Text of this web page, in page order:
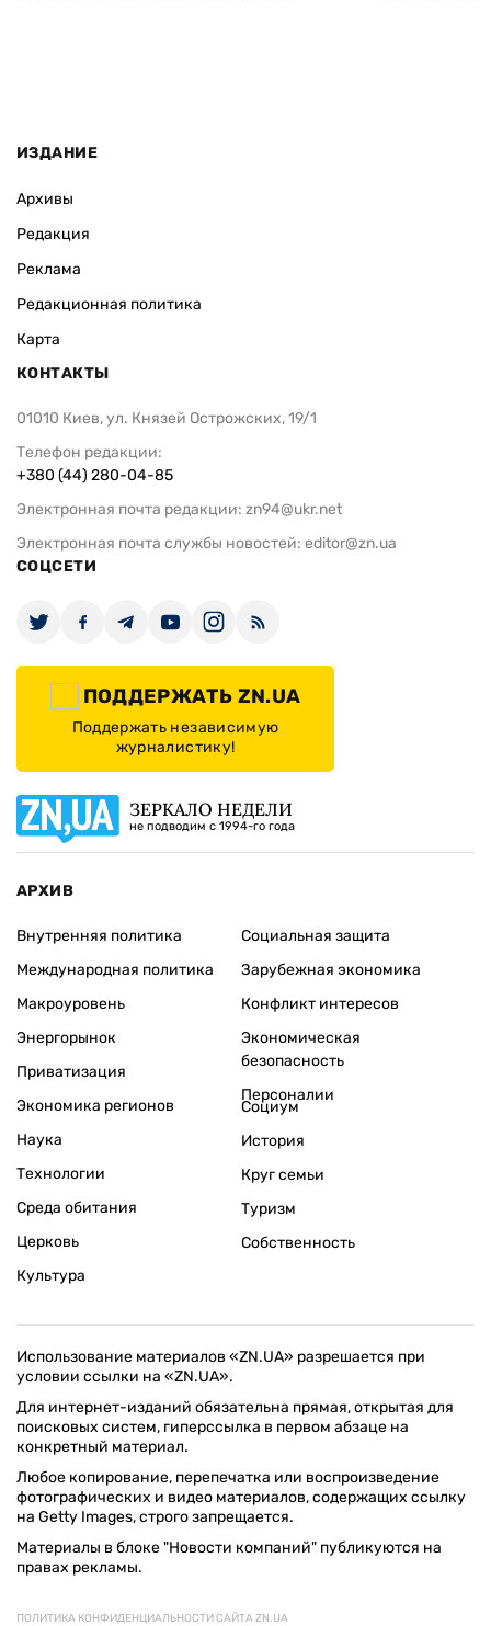
ИЗДАНИЕ
Архивы
Редакция
Реклама
Редакционная политика
Карта
КОНТАКТЫ
01010 Киев, ул. Князей Острожских, 19/1
Телефон редакции:
+380 (44) 280-04-85
Электронная почта редакции: zn94@ukr.net
Электронная почта службы новостей: editor@zn.ua
СОЦСЕТИ
ПОДДЕРЖАТЬ ZN.UA
Поддержать независимую
журналистику!
ЗЕРКАЛО НЕДЕЛИ
не подводим с 1994-го года
АРХИВ
Внутренняя политика
Международная политика
Макроуровень
Энергорынок
Приватизация
Экономика регионов
Социальная защита
Зарубежная экономика
Конфликт интересов
Экономическая
безопасность
Персоналии
Наука
Технологии
Среда обитания
Церковь
Культура
Социум
История
Круг семьи
Туризм
Собственность
Использование материалов «ZN.UA» разрешается при
условии ссылки на «ZN.UA».
Для интернет-изданий обязательна прямая, открытая для
поисковых систем, гиперссылка в первом абзаце на
конкретный материал.
Любое копирование, перепечатка или воспроизведение
фотографических и видео материалов, содержащих ссылку
на Getty Images, строго запрещается.
Материалы в блоке "Новости компаний" публикуются на
правах рекламы.
ПОЛИТИКА КОНФИДЕНЦИАЛЬНОСТИ САЙТА ZN.UA